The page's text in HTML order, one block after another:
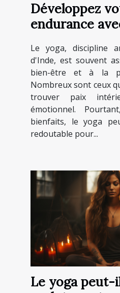
Développez
endurance
Le yoga, discipline
d'Inde, est souvent
bien-être et à la
Nombreux sont ceux
trouver paix
émotionnel.
bienfaits, le yoga
redoutable pour...
Le yoga